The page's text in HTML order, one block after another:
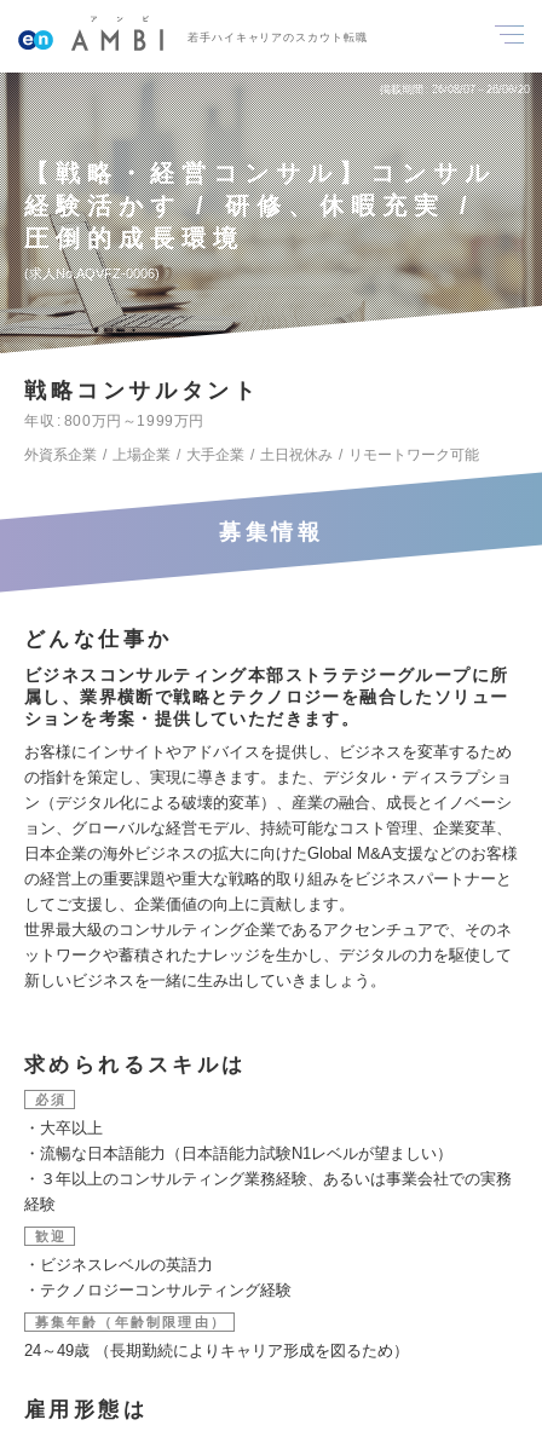
若手ハイキャリアのスカウト転職
掲載期間 26/08/07～26/08/20
【戦略・経営コンサル】コンサル
経験活かす / 研修、休暇充実 /
圧倒的成長環境
求人No.AQVFZ-0006
戦略コンサルタント
年収
800万円～1999万円
外資系企業
上場企業 大手企業 土日祝休み リモートワーク可能
募集情報
どんな仕事か
ビジネスコンサルティング本部ストラテジーグループに所
属し、業界横断で戦略とテクノロジーを融合したソリュー
ションを考案・提供していただきます。
お客様にインサイトやアドバイスを提供し、ビジネスを変革するため
の指針を策定し、実現に導きます。また、デジタル・ディスラプショ
ン（デジタル化による破壊的変革）、産業の融合、成長とイノベーシ
ョン、グローバルな経営モデル、持続可能なコスト管理、企業変革、
日本企業の海外ビジネスの拡大に向けたGlobal M&A支援などのお客様
の経営上の重要課題や重大な戦略的取り組みをビジネスパートナーと
してご支援し、企業価値の向上に貢献します。
世界最大級のコンサルティング企業であるアクセンチュアで、そのネ
ットワークや蓄積されたナレッジを生かし、デジタルの力を駆使して
新しいビジネスを一緒に生み出していきましょう。
求められるスキルは
必須
・大卒以上
・流暢な日本語能力（日本語能力試験N1レベルが望ましい）
・３年以上のコンサルティング業務経験、あるいは事業会社での実務
経験
歓迎
・ビジネスレベルの英語力
・テクノロジーコンサルティング経験
募集年齢（年齢制限理由）
24～49歳 （長期勤続によりキャリア形成を図るため）
雇用形態は